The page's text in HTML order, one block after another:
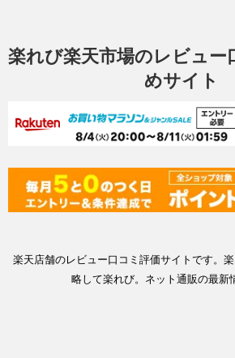
楽れび楽天市場のレビュー
めサイト
楽天店舗のレビュー口コミ評価サイトです。
略して楽れび。ネット通販の最新